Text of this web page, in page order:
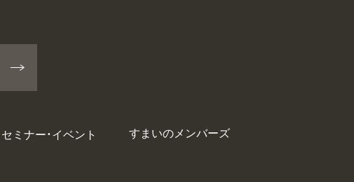
セミナー・イベント すまいのメンバーズ